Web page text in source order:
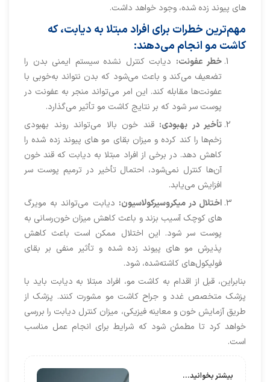
های پیوند زده شده، وجود خواهد داشت.
مهم‌ترین خطرات برای افراد مبتلا به دیابت، که
کاشت مو انجام می‌دهند:
خطر عفونت: دیابت کنترل نشده سیستم ایمنی بدن را
تضعیف می‌کند و باعث می‌شود که بدن نتواند به‌خوبی با
عفونت‌ها مقابله کند. این امر می‌تواند منجر به عفونت در
پوست سر شود که بر نتایج کاشت مو تأثیر می‌گذارد.
تأخیر در بهبودی: قند خون بالا می‌تواند روند بهبودی
زخم‌ها را کند کرده و میزان بقای مو های پیوند زده شده را
کاهش دهد. در برخی از افراد مبتلا به دیابت که قند خون
آن‌ها کنترل نمی‌شود، احتمال تأخیر در ترمیم پوست سر
افزایش می‌یابد.
اختلال در میکروسیرکولاسیون: دیابت می‌تواند به مویرگ
های کوچک آسیب بزند و باعث کاهش میزان خون‌رسانی به
پوست سر شود. این اختلال ممکن است باعث کاهش
پذیرش مو های پیوند زده شده و تأثیر منفی بر بقای
فولیکول‌های کاشته‌شده، شود.
بنابراین، قبل از اقدام به کاشت مو، افراد مبتلا به دیابت باید با
پزشک متخصص غدد و جراح کاشت مو مشورت کنند. پزشک از
طریق آزمایش خون و معاینه فیزیکی، میزان کنترل دیابت را بررسی
خواهد کرد تا مطمئن شود که شرایط برای انجام عمل مناسب
است.
بیشتر بخوانید...